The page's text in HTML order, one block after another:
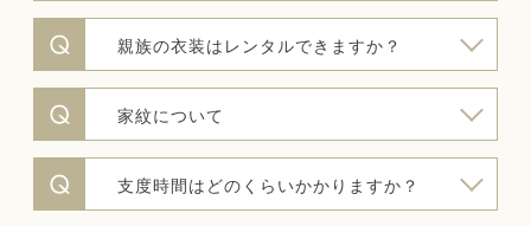
親族の衣装はレンタルできますか？
家紋について
支度時間はどのくらいかかりますか？